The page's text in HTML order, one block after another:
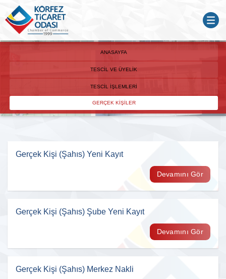
ANASAYFA
TESCIL VE ÜYELIK
TESCIL İŞLEMLERI
GERÇEK KIŞILER
Gerçek Kişi (Şahıs) Yeni Kayıt
Devamını Gör
Gerçek Kişi (Şahıs) Şube Yeni Kayıt
Devamını Gör
Gerçek Kişi (Şahıs) Merkez Nakli